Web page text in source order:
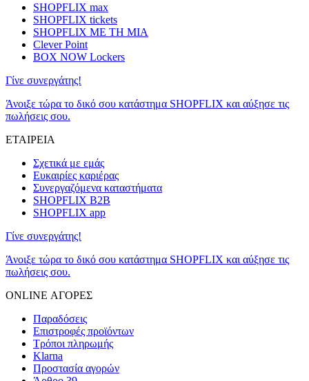
SHOPFLIX max
SHOPFLIX tickets
SHOPFLIX ΜΕ ΤΗ ΜΙΑ
Clever Point
BOX NOW Lockers
Γίνε συνεργάτης!
Άνοιξε τώρα το δικό σου κατάστημα SHOPFLIX και αύξησε τις
πωλήσεις σου.
ΕΤΑΙΡΕΙΑ
Σχετικά με εμάς
Ευκαιρίες καριέρας
Συνεργαζόμενα καταστήματα
SHOPFLIX B2B
SHOPFLIX app
Γίνε συνεργάτης!
Άνοιξε τώρα το δικό σου κατάστημα SHOPFLIX και αύξησε τις
πωλήσεις σου.
ONLINE ΑΓΟΡΕΣ
Παραδόσεις
Επιστροφές προϊόντων
Τρόποι πληρωμής
Klarna
Προστασία αγορών